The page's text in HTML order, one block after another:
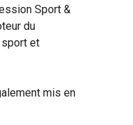
Sport &
du
sport et
mis en